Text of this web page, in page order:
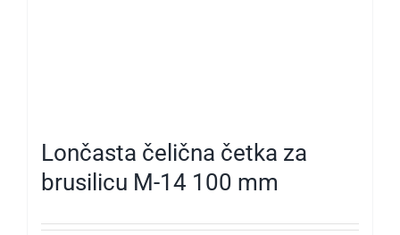
Lončasta čelična četka za
brusilicu M-14 100 mm